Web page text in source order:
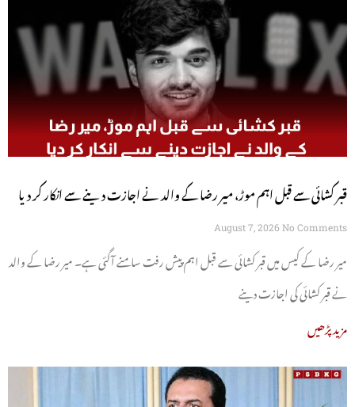
قبر کشائی سے قبل اہم موڑ، میر رضا کے والد نے اجازت دینے سے انکار کر دیا
August 7, 2026 No Comments
میر رضا کے کیس میں قبر کشائی سے قبل اہم پیش رفت سامنے آگئی ہے۔ میر رضا کے والد
نے قبر کشائی کی اجازت دینے
مزید پڑھیں